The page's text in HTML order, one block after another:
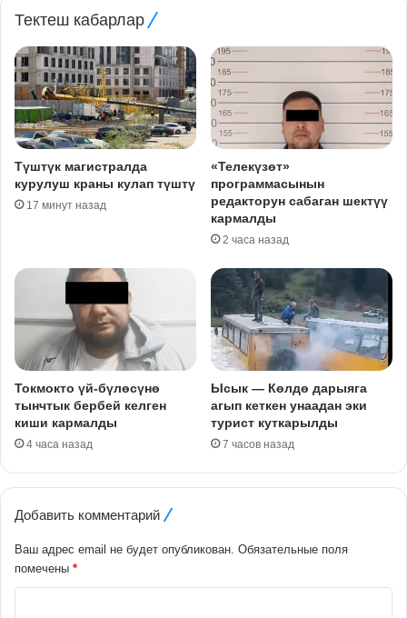
Тектеш кабарлар
Түштүк магистралда
курулуш краны кулап түштү
17 минут назад
«Телекүзөт»
программасынын
редакторун сабаган шектүү
кармалды
2 часа назад
Токмокто үй-бүлөсүнө
тынчтык бербей келген
киши кармалды
4 часа назад
Ысык — Көлдө дарыяга
агып кеткен унаадан эки
турист куткарылды
7 часов назад
Добавить комментарий
Ваш адрес email не будет опубликован. Обязательные поля
помечены *